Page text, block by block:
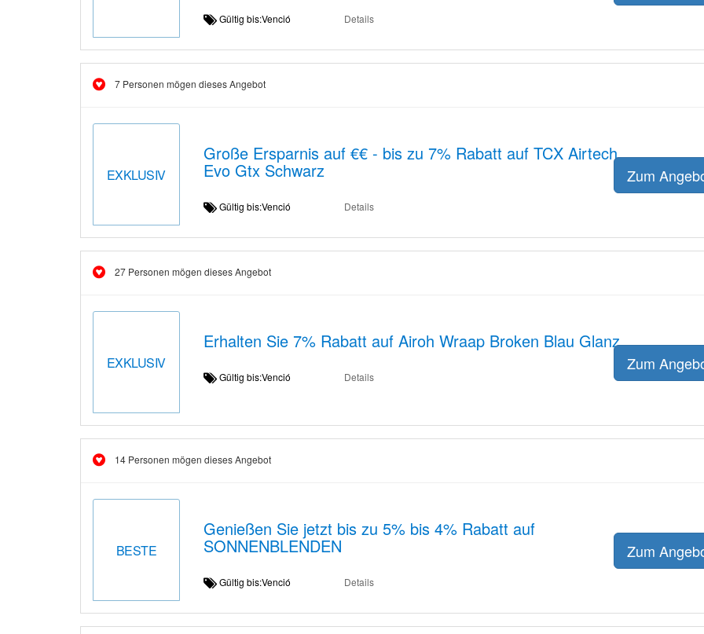
Gültig bis:Venció Details
7 Personen mögen dieses Angebot
EXKLUSIV
Große Ersparnis auf €€ - bis zu 7% Rabatt auf TCX Airtech
Evo Gtx Schwarz
Gültig bis:Venció Details
Zum
27 Personen mögen dieses Angebot
EXKLUSIV
Erhalten Sie 7% Rabatt auf Airoh Wraap Broken Blau Glanz
Gültig bis:Venció Details
Zum
14 Personen mögen dieses Angebot
BESTE
Genießen Sie jetzt bis zu 5% bis 4% Rabatt auf
SONNENBLENDEN
Gültig bis:Venció Details
Zum